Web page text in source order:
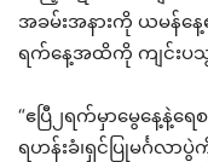
အခမ်းအနားကို ယမန်နေ့
ရက်နေ့အထိကို ကျင်းပသွ
“ဧပြီ၂ရက်မှာမွေနေ့နဲ့
ရဟန်းခံ၊ရှင်ပြုမင်္ဂ